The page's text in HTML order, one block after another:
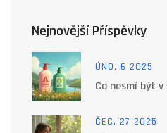
Nejnovější Příspěvky
ÚNO, 6 2025
Co nesmí být
ČEC, 27 2025